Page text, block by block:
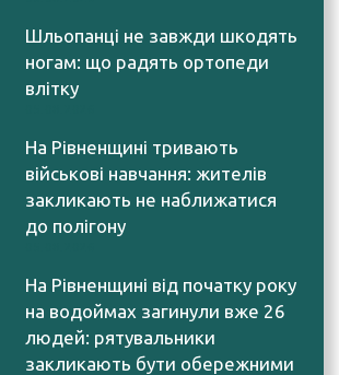
Шльопанці не завжди шкодять
ногам: що радять ортопеди
влітку
На Рівненщині тривають
військові навчання: жителів
закликають не наближатися
до полігону
На Рівненщині від початку року
на водоймах загинули вже 26
людей: рятувальники
закликають бути обережними